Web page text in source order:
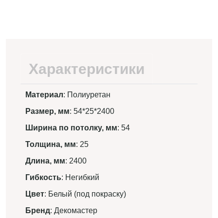
Характеристики
Материал: Полиуретан
Размер, мм: 54*25*2400
Ширина по потолку, мм: 54
Толщина, мм: 25
Длина, мм: 2400
Гибкость: Негибкий
Цвет: Белый (под покраску)
Бренд: Декомастер